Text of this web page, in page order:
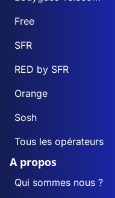
Free
SFR
RED by SFR
Orange
Sosh
Tous les opérateurs
A propos
Qui sommes nous ?